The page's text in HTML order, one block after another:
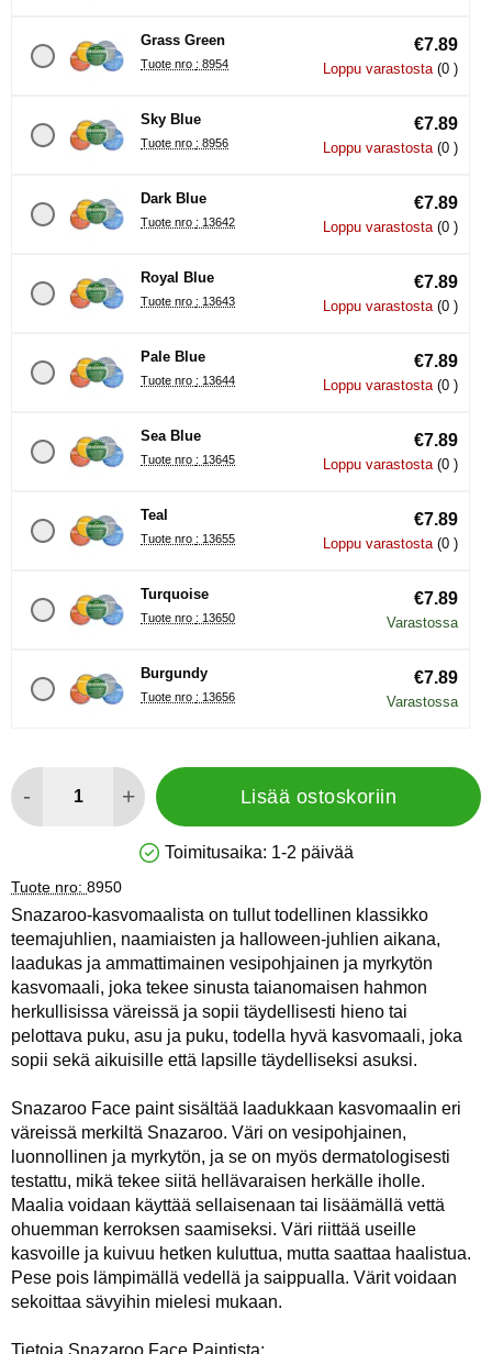
Grass Green
Tuote nro : 8954
€7.89
Loppu varastosta (0 )
Sky Blue
Tuote nro : 8956
€7.89
Loppu varastosta (0 )
Dark Blue
Tuote nro : 13642
€7.89
Loppu varastosta (0 )
Royal Blue
Tuote nro : 13643
€7.89
Loppu varastosta (0 )
Pale Blue
Tuote nro : 13644
€7.89
Loppu varastosta (0 )
Sea Blue
Tuote nro : 13645
€7.89
Loppu varastosta (0 )
Teal
Tuote nro : 13655
€7.89
Loppu varastosta (0 )
Turquoise
Tuote nro : 13650
€7.89
Varastossa
Burgundy
Tuote nro : 13656
€7.89
Varastossa
- + Lisää ostoskoriin
Saatavuus: Varastossa
Toimitusaika: 1-2 päivää
Tuote nro: 8950
Snazaroo-kasvomaalista on tullut todellinen klassikko
teemajuhlien, naamiaisten ja halloween-juhlien aikana,
laadukas ja ammattimainen vesipohjainen ja myrkytön
kasvomaali, joka tekee sinusta taianomaisen hahmon
herkullisissa väreissä ja sopii täydellisesti hieno tai
pelottava puku, asu ja puku, todella hyvä kasvomaali, joka
sopii sekä aikuisille että lapsille täydelliseksi asuksi.
Snazaroo Face paint sisältää laadukkaan kasvomaalin eri
väreissä merkiltä Snazaroo. Väri on vesipohjainen,
luonnollinen ja myrkytön, ja se on myös dermatologisesti
testattu, mikä tekee siitä hellävaraisen herkälle iholle.
Maalia voidaan käyttää sellaisenaan tai lisäämällä vettä
ohuemman kerroksen saamiseksi. Väri riittää useille
kasvoille ja kuivuu hetken kuluttua, mutta saattaa haalistua.
Pese pois lämpimällä vedellä ja saippualla. Värit voidaan
sekoittaa sävyihin mielesi mukaan.
Tietoja Snazaroo Face Paintista: